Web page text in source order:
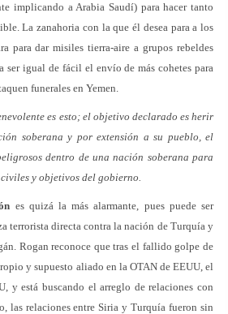
implicando a Arabia Saudí) para hacer tanto
La zanahoria con la que él desea para a los
para dar misiles tierra-aire a grupos rebeldes
ser igual de fácil el envío de más cohetes para
funerales en Yemen.
es esto; el objetivo declarado es herir
soberana y por extensión a su pueblo, el
dentro de una nación soberana para
y objetivos del gobierno.
es quizá la más alarmante, pues puede ser
terrorista directa contra la nación de Turquía y
Rogan reconoce que tras el fallido golpe de
y supuesto aliado en la OTAN de EEUU, el
y está buscando el arreglo de relaciones con
las relaciones entre Siria y Turquía fueron sin